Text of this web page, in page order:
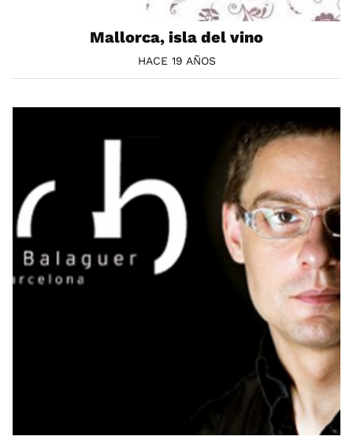
Mallorca, isla del vino
HACE 19 AÑOS